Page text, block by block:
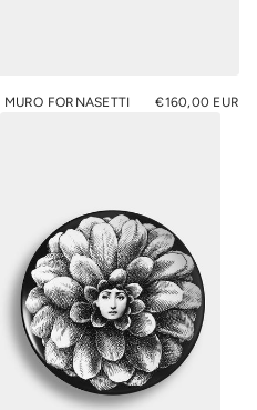
FORNASETTI
PREZZO
€160,00 EUR